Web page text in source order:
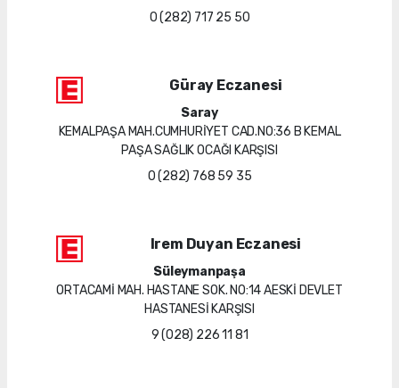
0 (282) 717 25 50
Güray Eczanesi
Saray
KEMALPAŞA MAH.CUMHURİYET CAD.NO:36 B KEMAL
PAŞA SAĞLIK OCAĞI KARŞISI
0 (282) 768 59 35
Irem Duyan Eczanesi
Süleymanpaşa
ORTACAMİ MAH. HASTANE SOK. NO:14 AESKİ DEVLET
HASTANESİ KARŞISI
9 (028) 226 11 81